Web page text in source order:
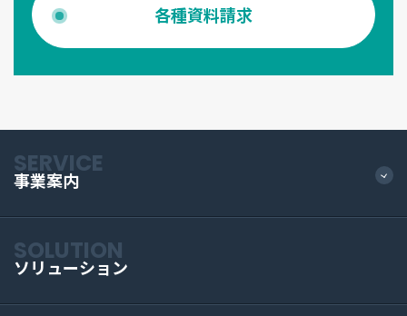
各種資料請求
SERVICE
事業案内
SOLUTION
ソリューション